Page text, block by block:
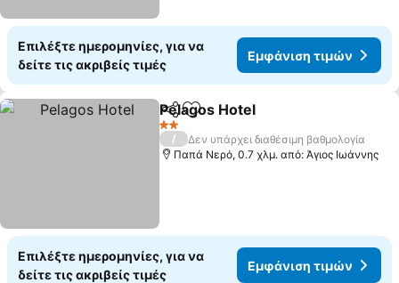
Επιλέξτε ημερομηνίες, για να
δείτε τις ακριβείς τιμές
Εμφάνιση τιμών
Κοινοποίηση
Προσθήκη στα αγαπημένα
Pelagos Hotel
2 Αστέρια
/
Δεν υπάρχει διαθέσιμη βαθμολογία
Παπά Νερό, 0.7 χλμ. από: Άγιος Ιωάννης
Επιλέξτε ημερομηνίες, για να
δείτε τις ακριβείς τιμές
Εμφάνιση τιμών